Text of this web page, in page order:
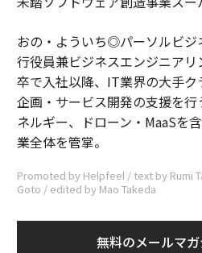
おの・よういち◎パーソルビジ
行役員兼ビジネスエンジニア
卒で入社以降、IT業界の大手
企画・サービス開発の支援を
ネルギー、ドローン・MaaSを
業全体を管掌。
Promoted by Helpfeel / text by Rumi
Goto / edited by Mao Takeda
無料のメールマ